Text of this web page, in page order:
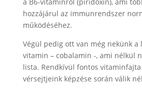
hozzájárul az immunrendszer
működéséhez.
Végül pedig ott van még nekünk a
vitamin – cobalamin -, ami nélkül
lista. Rendkívül fontos vitaminfajta
vérsejtjeink képzése során válik